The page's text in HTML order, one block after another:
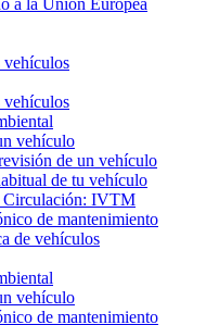
a la Unión Europea
vehículos
vehículos
vehículo
de un vehículo
de tu vehículo
Circulación: IVTM
de mantenimiento
de vehículos
vehículo
de mantenimiento